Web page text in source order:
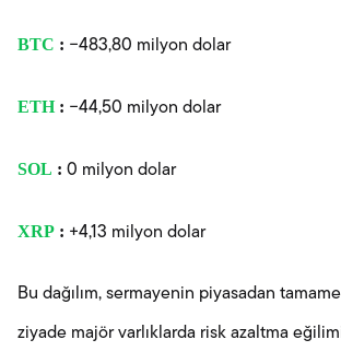
BTC : −483,80 milyon dolar
ETH : −44,50 milyon dolar
SOL : 0 milyon dolar
XRP : +4,13 milyon dolar
Bu dağılım, sermayenin piyasadan
ziyade majör varlıklarda risk azaltma